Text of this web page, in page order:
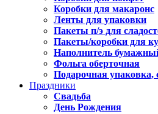
Коробки для макаронс
Ленты для упаковки
Пакеты п/э для
Пакеты/коробки для
Наполнитель
Фольга оберточная
Подарочная упаковка,
Праздники
Свадьба
День Рождения